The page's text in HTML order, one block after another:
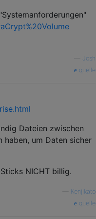
Josh
quelle
Dateien zwischen
haben, um Daten sicher
NICHT billig.
Kenjikato
quelle